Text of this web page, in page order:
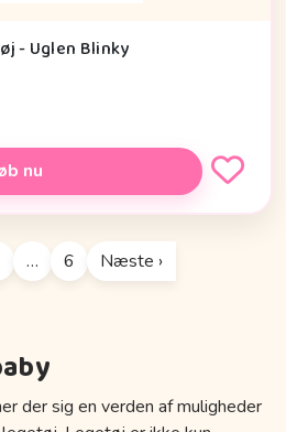
- Uglen Blinky
nu
… 6 Næste ›
der sig en verden af muligheder